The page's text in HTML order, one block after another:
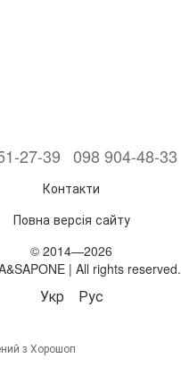
27-39 098 904-48-33
Контакти
Повна версія сайту
© 2014—2026
| All rights reserved.
Укр Рус
з Хорошоп